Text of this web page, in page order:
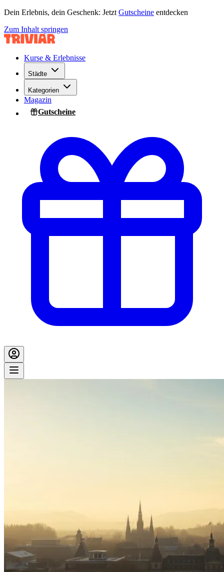
Dein Erlebnis, dein Geschenk: Jetzt Gutscheine entdecken
Zum Inhalt springen
Kurse & Erlebnisse
Städte
Kategorien
Magazin
Gutscheine